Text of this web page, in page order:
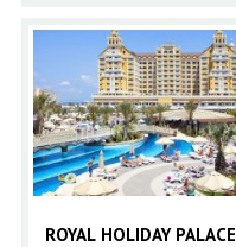
ROYAL HOLIDAY PALACE